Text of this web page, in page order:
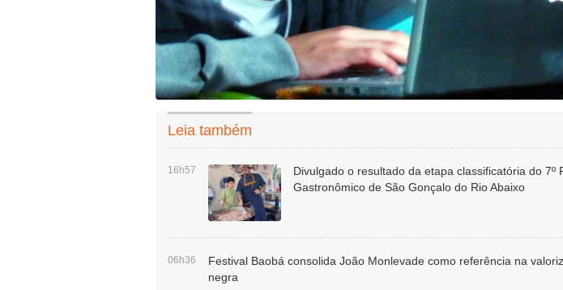
Leia também
16h57
Divulgado o resultado da etapa classificatória do 7º
Gastronômico de São Gonçalo do Rio Abaixo
06h36
Festival Baobá consolida João Monlevade como referência na
negra